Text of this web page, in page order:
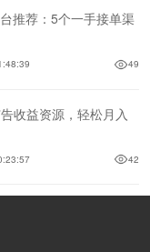
推荐：5个一手接单渠
49
收益资源，轻松月入
42